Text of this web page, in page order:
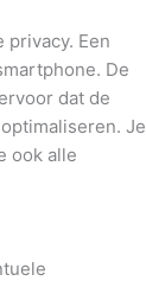
Een
De
dat de
Je
ook alle